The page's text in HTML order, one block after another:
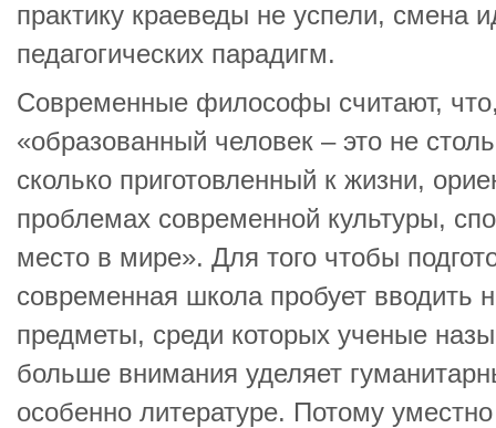
практику краеведы не успели, смена
педагогических парадигм.
Современные философы считают,
«образованный человек – это не
сколько приготовленный к жизни,
проблемах современной культуры,
место в мире». Для того чтобы
современная школа пробует вводить
предметы, среди которых ученые
больше внимания уделяет
особенно литературе. Потому